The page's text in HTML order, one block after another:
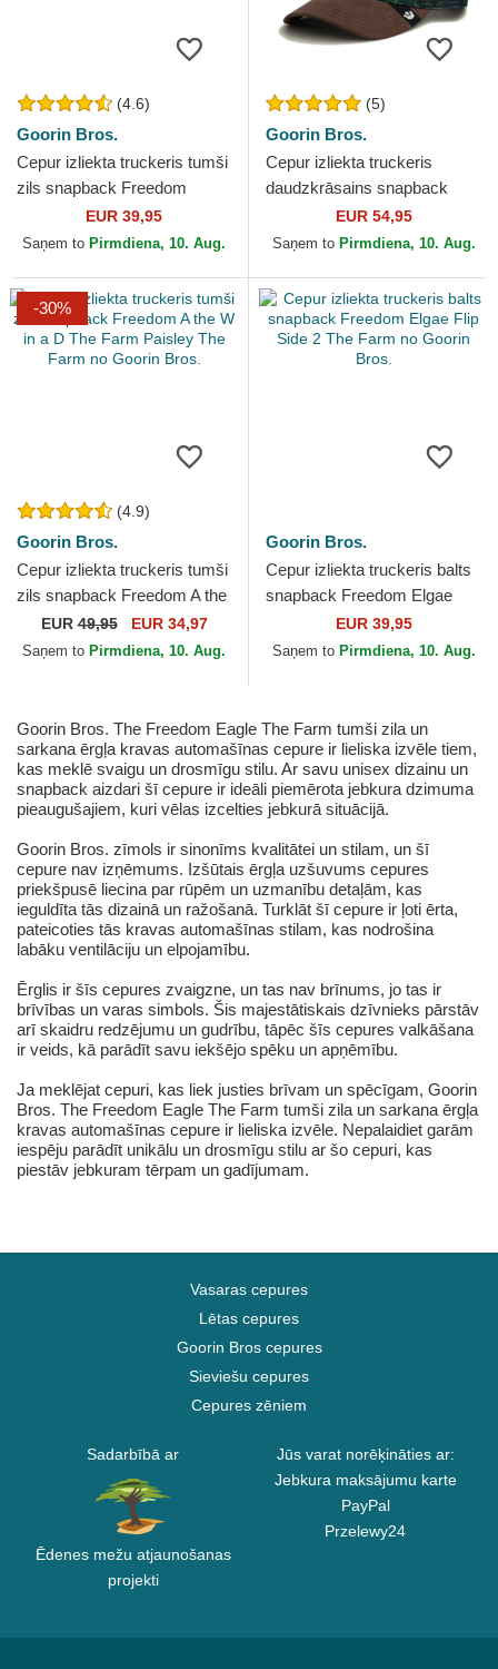
(4.6)
Goorin Bros.
Cepur izliekta truckeris tumši
zils snapback Freedom
Truckin The Farm no Goorin
Bros.
EUR 39,95
Saņem to Pirmdiena, 10. Aug.
(5)
Goorin Bros.
Cepur izliekta truckeris
daudzkrāsains snapback
Freedom Eagle In The
Element The Farm no
EUR 54,95
Saņem to Pirmdiena, 10. Aug.
-30%
(4.9)
Goorin Bros.
Cepur izliekta truckeris tumši
zils snapback Freedom A the
W in a D The Farm Paisley
The Farm no...
EUR49,95 EUR 34,97
Saņem to Pirmdiena, 10. Aug.
Goorin Bros.
Cepur izliekta truckeris balts
snapback Freedom Elgae
Flip Side 2 The Farm no
Goorin Bros.
EUR 39,95
Saņem to Pirmdiena, 10. Aug.
Goorin Bros. The Freedom Eagle The Farm tumši zila un
sarkana ērgļa kravas automašīnas cepure ir lieliska izvēle tiem,
kas meklē svaigu un drosmīgu stilu. Ar savu unisex dizainu un
snapback aizdari šī cepure ir ideāli piemērota jebkura dzimuma
pieaugušajiem, kuri vēlas izcelties jebkurā situācijā.
Goorin Bros. zīmols ir sinonīms kvalitātei un stilam, un šī
cepure nav izņēmums. Izšūtais ērgļa uzšuvums cepures
priekšpusē liecina par rūpēm un uzmanību detaļām, kas
ieguldīta tās dizainā un ražošanā. Turklāt šī cepure ir ļoti ērta,
pateicoties tās kravas automašīnas stilam, kas nodrošina
labāku ventilāciju un elpojamību.
Ērglis ir šīs cepures zvaigzne, un tas nav brīnums, jo tas ir
brīvības un varas simbols. Šis majestātiskais dzīvnieks pārstāv
arī skaidru redzējumu un gudrību, tāpēc šīs cepures valkāšana
ir veids, kā parādīt savu iekšējo spēku un apņēmību.
Ja meklējat cepuri, kas liek justies brīvam un spēcīgam, Goorin
Bros. The Freedom Eagle The Farm tumši zila un sarkana ērgļa
kravas automašīnas cepure ir lieliska izvēle. Nepalaidiet garām
iespēju parādīt unikālu un drosmīgu stilu ar šo cepuri, kas
piestāv jebkuram tērpam un gadījumam.
Vasaras cepures
Lētas cepures
Goorin Bros cepures
Sieviešu cepures
Cepures zēniem
Sadarbībā ar
Ēdenes mežu atjaunošanas
projekti
Jūs varat norēķināties ar:
Jebkura maksājumu karte
PayPal
Przelewy24